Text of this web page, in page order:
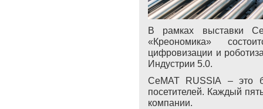
В рамках выставки
«Креономика»
цифровизации и
Индустрии 5.0.
CeMAT
RUSSIA – это
посетителей. Каждый
компании.